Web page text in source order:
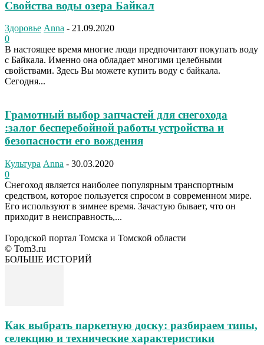
Свойства воды озера Байкал
Здоровье Anna - 21.09.2020
0
В настоящее время многие люди предпочитают покупать воду
с Байкала. Именно она обладает многими целебными
свойствами. Здесь Вы можете купить воду с байкала.
Сегодня...
Грамотный выбор запчастей для снегохода
:залог бесперебойной работы устройства и
безопасности его вождения
Культура Anna - 30.03.2020
0
Снегоход является наиболее популярным транспортным
средством, которое пользуется спросом в современном мире.
Его используют в зимнее время. Зачастую бывает, что он
приходит в неисправность,...
Городской портал Томска и Томской области
© Tom3.ru
БОЛЬШЕ ИСТОРИЙ
Как выбрать паркетную доску: разбираем типы,
селекцию и технические характеристики